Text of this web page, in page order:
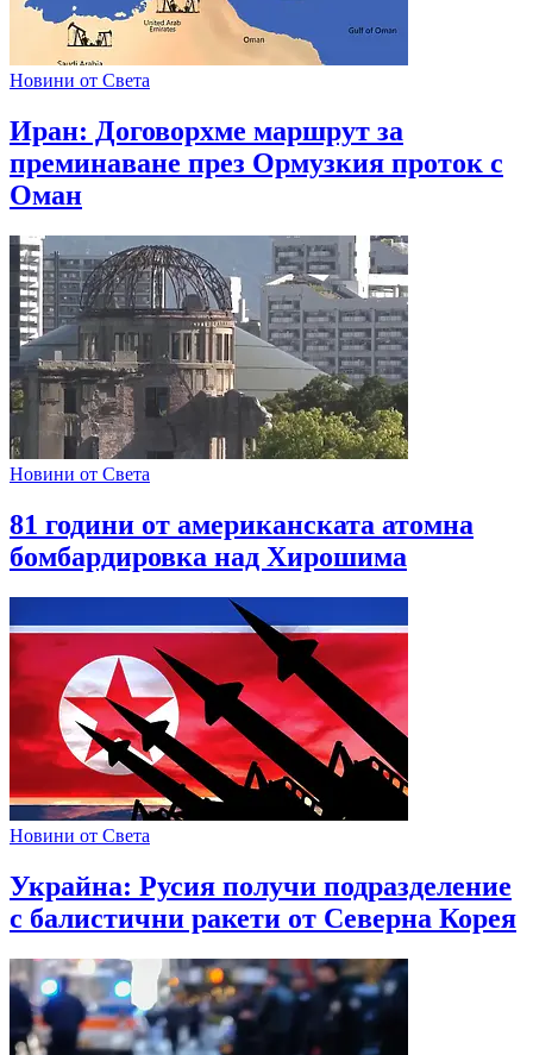
Новини от Света
Иран: Договорхме маршрут за
преминаване през Ормузкия проток с
Оман
Новини от Света
81 години от американската атомна
бомбардировка над Хирошима
Новини от Света
Украйна: Русия получи подразделение
с балистични ракети от Северна Корея